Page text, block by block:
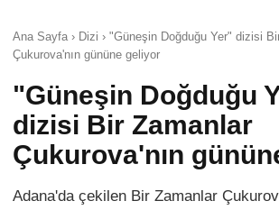
Ana Sayfa › Dizi › "Güneşin Doğduğu Yer" dizisi
Çukurova'nın gününe geliyor
"Güneşin Doğduğu
dizisi Bir Zamanlar
Çukurova'nın
Adana'da çekilen Bir Zamanlar